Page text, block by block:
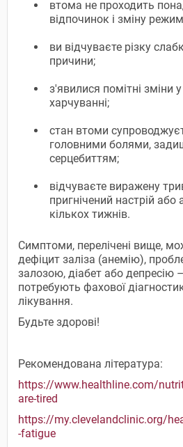
втома не проходить
відпочинок і зміну
ви відчуваєте різку
причини;
з'явилися помітні зміни
харчуванні;
стан втоми
головними болями,
серцебиттям;
відчуваєте виражену
пригнічений настрій
кількох тижнів.
Симптоми, перелічені вище,
дефіцит заліза (анемію),
залозою, діабет або депресію
потребують фахової
лікування.
Будьте здорові!
Рекомендована література:
https://www.healthline.com/
are-tired
https://my.clevelandclinic.org/
-fatigue